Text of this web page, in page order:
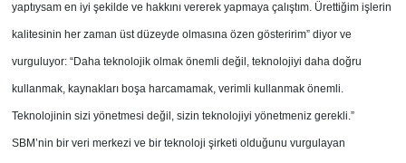
yaptıysam en iyi şekilde ve hakkını vererek yapmaya çalıştım. Ürettiğim işlerin
kalitesinin her zaman üst düzeyde olmasına özen gösteririm” diyor ve
vurguluyor: “Daha teknolojik olmak önemli değil, teknolojiyi daha doğru
kullanmak, kaynakları boşa harcamamak, verimli kullanmak önemli.
Teknolojinin sizi yönetmesi değil, sizin teknolojiyi yönetmeniz gerekli.”
SBM’nin bir veri merkezi ve bir teknoloji şirketi olduğunu vurgulayan